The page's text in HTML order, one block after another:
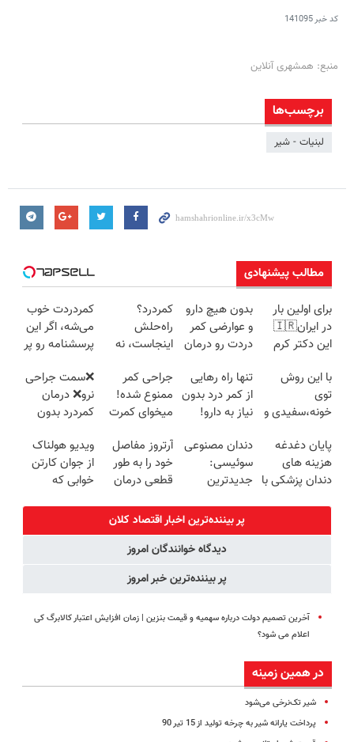
کد خبر141095
منبع: همشهری آنلاین
برچسب‌ها
لبنیات - شیر
مطالب پیشنهادی
برای اولین بار
در ایران🇮🇷
این دکتر کرم
روزه ساخت!
بدون هیچ دارو
و عوارضی کمر
دردت رو درمان
(پرسش‌نامه)
کمردرد؟
راه‌حلش
اینجاست، نه
کمردردت خوب
می‌شه، اگر این
پرسشنامه رو پر
با این روش
توی
خونه،سفیدی و
برگردون
(40%off)
تنها راه رهایی
از کمر درد بدون
نیاز به دارو!
جراحی کمر
ممنوع شده!
میخوای کمرت
درمان کنی؟
((پرسش‌نامه))
❌سمت جراحی
نرو❌ درمان
کمردرد بدون
پایان دغدغه
هزینه های
دندان پزشکی با
دندان مصنوعی
سوئیسی:
جدیدترین
سبک و مقاوم |
پرداخت قسطی
آرتروز مفاصل
خود را به طور
قطعی درمان
◗پرسش‌نامه◖
ویدیو هولناک
از جوان کارتن
خوابی که
پر بیننده‌ترین اخبار اقتصاد كلان
دیدگاه خوانندگان امروز
پر بیننده‌ترین خبر امروز
آخرین تصمیم دولت درباره سهمیه و قیمت بنزین | زمان افزایش اعتبار کالابرگ کی
اعلام می شود؟
در همین زمینه
شیر تک‌نرخی می‌شود
پرداخت یارانه شیر به چرخه تولید از 15 تیر 90